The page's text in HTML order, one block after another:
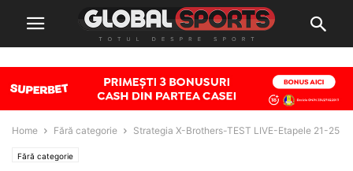
Home Fără categorie Strategia X-Brothers-TEST LIVE-Etapele 21-25
Fără categorie